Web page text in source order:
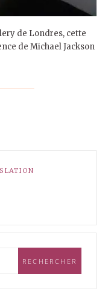
de Londres, cette
de Michael Jackson